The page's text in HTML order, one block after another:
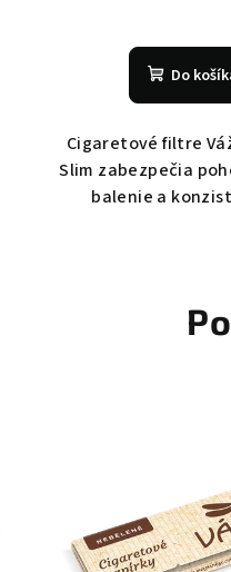
Do
Cigaretové filtre
Slim zabezpečia
balenie a